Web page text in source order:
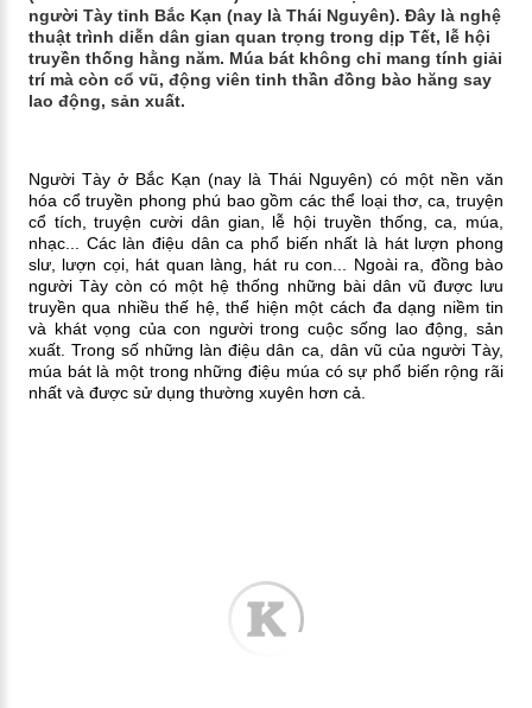
người Tày tỉnh Bắc Kạn (nay là Thái Nguyên). Đây là nghệ
thuật trình diễn dân gian quan trọng trong dịp Tết, lễ hội
truyền thống hằng năm. Múa bát không chỉ mang tính giải
trí mà còn cổ vũ, động viên tinh thần đồng bào hăng say
lao động, sản xuất.
Người Tày ở Bắc Kạn (nay là Thái Nguyên) có một nền văn
hóa cổ truyền phong phú bao gồm các thể loại thơ, ca, truyện
cổ tích, truyện cười dân gian, lễ hội truyền thống, ca, múa,
nhạc... Các làn điệu dân ca phổ biến nhất là hát lượn phong
slư, lượn cọi, hát quan làng, hát ru con... Ngoài ra, đồng bào
người Tày còn có một hệ thống những bài dân vũ được lưu
truyền qua nhiều thế hệ, thể hiện một cách đa dạng niềm tin
và khát vọng của con người trong cuộc sống lao động, sản
xuất. Trong số những làn điệu dân ca, dân vũ của người Tày,
múa bát là một trong những điệu múa có sự phổ biến rộng rãi
nhất và được sử dụng thường xuyên hơn cả.